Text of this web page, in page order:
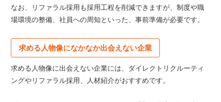
なお、リファラル採用も採用工程を削減できますが、制度や職
場環境の整備、社員への周知といった、事前準備が必要です。
求める人物像になかなか出会えない企業
求める人物像に出会えない企業には、ダイレクトリクルーティ
ングやリファラル採用、人材紹介がおすすめです。